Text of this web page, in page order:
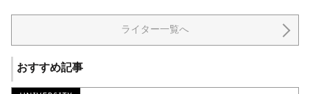
ライター一覧へ
おすすめ記事